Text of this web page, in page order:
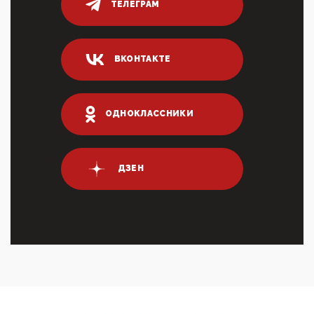
03:35, 10 Апреля 2026
Суммарное вознаграждение менеджменту в 15
крупных банках по итогам 2025 года превысило 63
млрд руб. ...
03:01, 10 Апреля 2026
что союзники просили Киев не наносить удары по
энергети...
01:54, 10 Апреля 2026
ПрезидентПутинвчера вечером обьявил
Пасхальное перемирие с 16 часов субботы до конца
дня Воскресен...
01:09, 10 Апреля 2026
ТЕЛЕГРАМ
ВКОНТАКТЕ
ОДНОКЛАССНИКИ
ДЗЕН